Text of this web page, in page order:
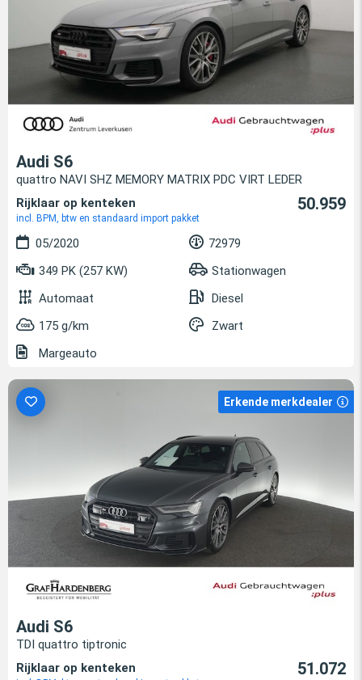
Audi S6
quattro NAVI SHZ MEMORY MATRIX PDC VIRT LEDER
Rijklaar op kenteken
incl. BPM, btw en standaard import pakket
50.959
05/2020
72979
349 PK (257 KW)
Stationwagen
Automaat
Diesel
175 g/km
Zwart
Margeauto
Erkende merkdealer
Audi S6
TDI quattro tiptronic
Rijklaar op kenteken
51.072